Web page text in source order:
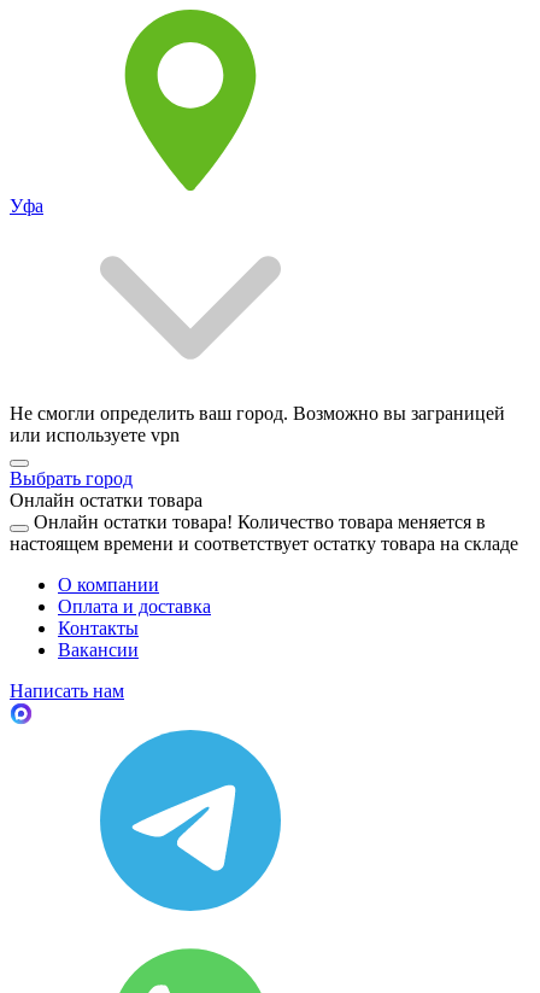
Уфа
Не смогли определить ваш город. Возможно вы заграницей
или используете vpn
Выбрать город
Онлайн остатки товара
Онлайн остатки товара! Количество товара меняется в
настоящем времени и соответствует остатку товара на складе
О компании
Оплата и доставка
Контакты
Вакансии
Написать нам